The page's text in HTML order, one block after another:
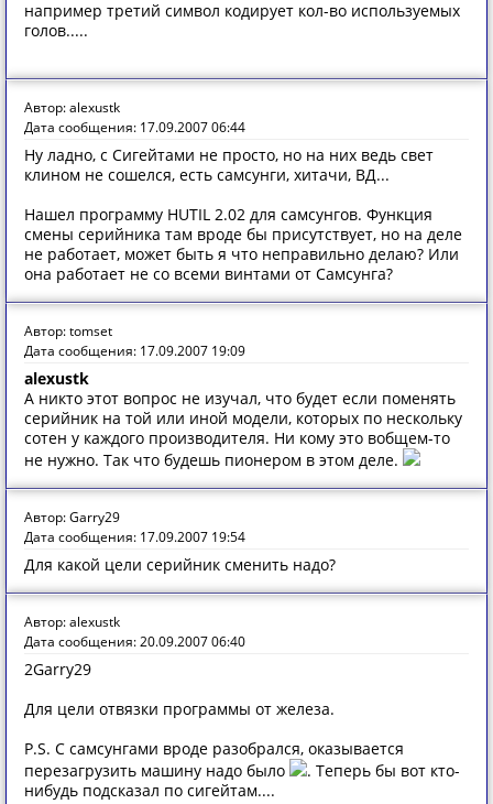
например третий символ кодирует кол-во используемых
голов.....
Автор: alexustk
Дата сообщения: 17.09.2007 06:44
Ну ладно, с Сигейтами не просто, но на них ведь свет
клином не сошелся, есть самсунги, хитачи, ВД...
Нашел программу HUTIL 2.02 для самсунгов. Функция
смены серийника там вроде бы присутствует, но на деле
не работает, может быть я что неправильно делаю? Или
она работает не со всеми винтами от Самсунга?
Автор: tomset
Дата сообщения: 17.09.2007 19:09
alexustk
А никто этот вопрос не изучал, что будет если поменять
серийник на той или иной модели, которых по нескольку
сотен у каждого производителя. Ни кому это вобщем-то
не нужно. Так что будешь пионером в этом деле.
Автор: Garry29
Дата сообщения: 17.09.2007 19:54
Для какой цели серийник сменить надо?
Автор: alexustk
Дата сообщения: 20.09.2007 06:40
2Garry29
Для цели отвязки программы от железа.
P.S. С самсунгами вроде разобрался, оказывается
перезагрузить машину надо было
. Теперь бы вот кто-
нибудь подсказал по сигейтам....